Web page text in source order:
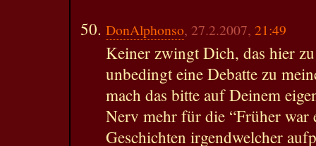
DonAlphonso, 27.2.2007, 21:49
Keiner zwingt Dich, das hier
unbedingt eine Debatte zu
mach das bitte auf Deinem
Nerv mehr für die “Früher war
Geschichten irgendwelcher